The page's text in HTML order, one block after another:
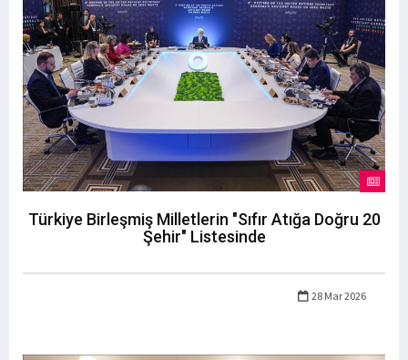
Türkiye Birleşmiş Milletlerin "Sıfır Atığa Doğru 20
Şehir" Listesinde
28 Mar 2026